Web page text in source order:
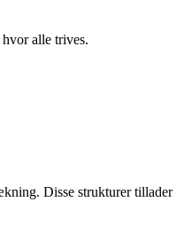
alle trives.
Disse strukturer tillader